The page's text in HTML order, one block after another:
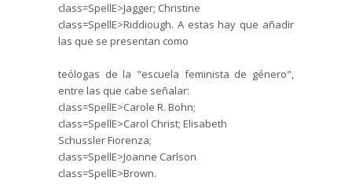
class=SpellE>Jagger; Christine
class=SpellE>Riddiough. A estas hay que añadir
las que se presentan como
teólogas de la "escuela feminista de género",
entre las que cabe señalar:
class=SpellE>Carole R. Bohn;
class=SpellE>Carol Christ; Elisabeth
SchusslerFiorenza;
class=SpellE>Joanne Carlson
class=SpellE>Brown.